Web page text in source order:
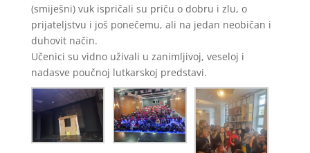
(smiješni) vuk ispričali su priču o dobru i zlu, o
prijateljstvu i još ponečemu, ali na jedan neobičan i
duhovit način.
Učenici su vidno uživali u zanimljivoj, veseloj i
nadasve poučnoj lutkarskoj predstavi.